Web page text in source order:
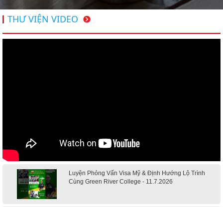
THƯ VIỆN VIDEO
Luyện Phỏng Vấn Visa Mỹ & Định Hướng Lộ Trình
Cùng Green River College - 11.7.2026